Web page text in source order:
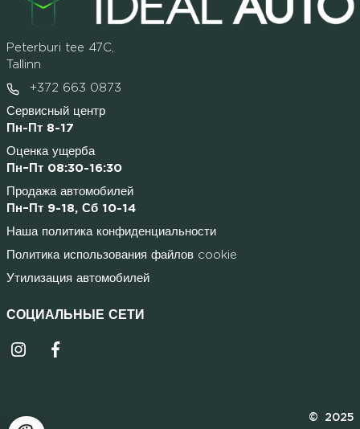
Peterburi tee 47C,
Tallinn
+372 663 0873
Сервисный центр
Пн-Пт 8-17
Оценка ущерба
Пн–Пт 08:30-16:30
Продажа автомобилей
Пн–Пт 9-18, Сб 10-14
Наша политика конфиденциальности
Политика использования файлов cookie
Утилизация автомобилей
СОЦИАЛЬНЫЕ СЕТИ
Instagrammi ikoon
© 2025